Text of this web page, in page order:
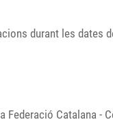
durant les dates
Catalana -